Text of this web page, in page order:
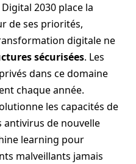
2030 place la
de ses priorités,
digitale ne
sécurisées. Les
dans ce domaine
chaque année.
les capacités de
antivirus de nouvelle
learning pour
malveillants jamais